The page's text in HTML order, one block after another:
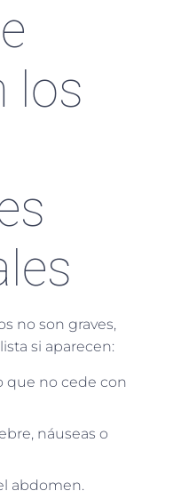
los
no son graves,
si aparecen:
que no cede con
náuseas o
abdomen.